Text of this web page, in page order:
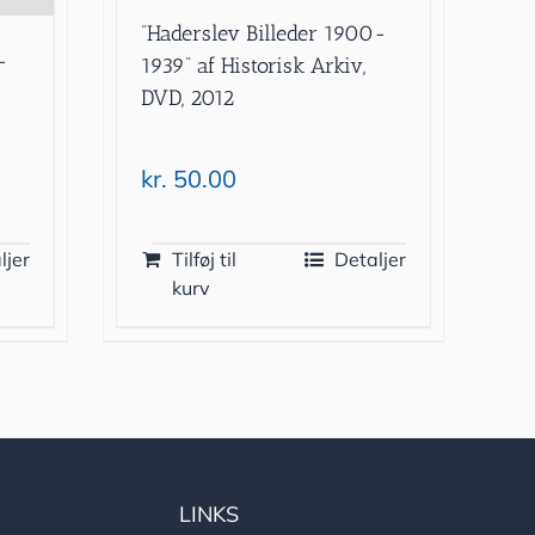
”Haderslev Billeder 1900-
1939” af Historisk Arkiv,
DVD, 2012
kr. 50.00
Tilføj til
kurv
Detaljer
LINKS